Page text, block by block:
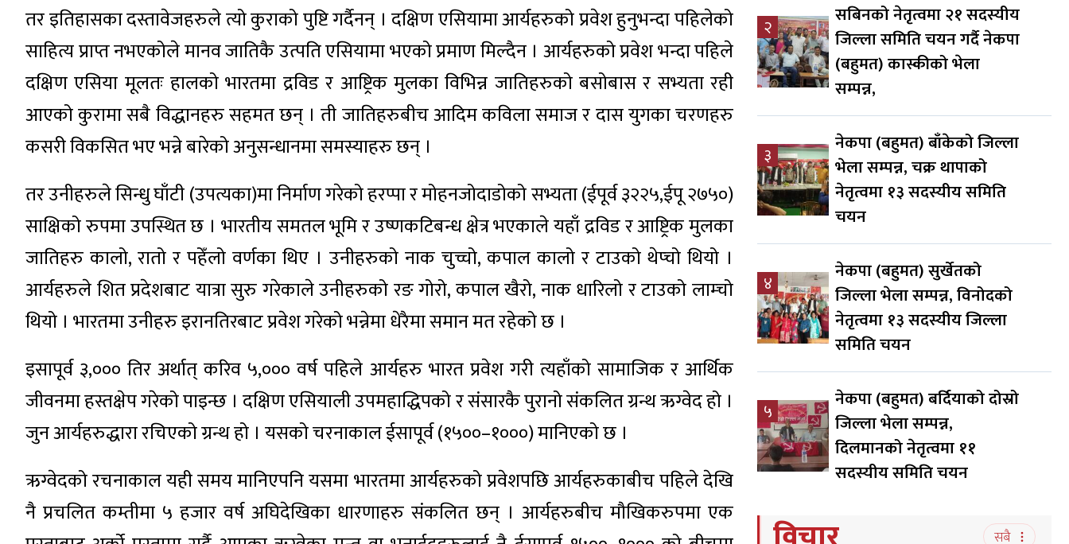
तर इतिहासका दस्तावेजहरुले त्यो कुराको पुष्टि गर्दैनन् । दक्षिण एसियामा आर्यहरुको प्रवेश हुनुभन्दा पहिलेको
साहित्य प्राप्त नभएकोले मानव जातिकै उत्पति एसियामा भएको प्रमाण मिल्दैन । आर्यहरुको प्रवेश भन्दा पहिले
दक्षिण एसिया मूलतः हालको भारतमा द्रविड र आष्ट्रिक मुलका विभिन्न जातिहरुको बसोबास र सभ्यता रही
आएको कुरामा सबै विद्धानहरु सहमत छन् । ती जातिहरुबीच आदिम कविला समाज र दास युगका चरणहरु
कसरी विकसित भए भन्ने बारेको अनुसन्धानमा समस्याहरु छन् ।
तर उनीहरुले सिन्धु घाँटी (उपत्यका)मा निर्माण गरेको हरप्पा र मोहनजोदाडोको सभ्यता (ईपूर्व ३२२५,ईपू २७५०)
साक्षिको रुपमा उपस्थित छ । भारतीय समतल भूमि र उष्णकटिबन्ध क्षेत्र भएकाले यहाँ द्रविड र आष्ट्रिक मुलका
जातिहरु कालो, रातो र पहेँलो वर्णका थिए । उनीहरुको नाक चुच्चो, कपाल कालो र टाउको थेप्चो थियो ।
आर्यहरुले शित प्रदेशबाट यात्रा सुरु गरेकाले उनीहरुको रङ गोरो, कपाल खैरो, नाक धारिलो र टाउको लाम्चो
थियो । भारतमा उनीहरु इरानतिरबाट प्रवेश गरेको भन्नेमा धेरैमा समान मत रहेको छ ।
इसापूर्व ३,००० तिर अर्थात् करिव ५,००० वर्ष पहिले आर्यहरु भारत प्रवेश गरी त्यहाँको सामाजिक र आर्थिक
जीवनमा हस्तक्षेप गरेको पाइन्छ । दक्षिण एसियाली उपमहाद्धिपको र संसारकै पुरानो संकलित ग्रन्थ ऋग्वेद हो ।
जुन आर्यहरुद्धारा रचिएको ग्रन्थ हो । यसको चरनाकाल ईसापूर्व (१५००–१०००) मानिएको छ ।
ऋग्वेदको रचनाकाल यही समय मानिएपनि यसमा भारतमा आर्यहरुको प्रवेशपछि आर्यहरुकाबीच पहिले देखि
नै प्रचलित कम्तीमा ५ हजार वर्ष अघिदेखिका धारणाहरु संकलित छन् । आर्यहरुबीच मौखिकरुपमा एक
२
सबिनको नेतृत्वमा २१ सदस्यीय
जिल्ला समिति चयन गर्दै नेकपा
(बहुमत) कास्कीको भेला
सम्पन्न,
३
नेकपा (बहुमत) बाँकेको जिल्ला
भेला सम्पन्न, चक्र थापाको
नेतृत्वमा १३ सदस्यीय समिति
चयन
४
नेकपा (बहुमत) सुर्खेतको
जिल्ला भेला सम्पन्न, विनोदको
नेतृत्वमा १३ सदस्यीय जिल्ला
समिति चयन
५
नेकपा (बहुमत) बर्दियाको दोस्रो
जिल्ला भेला सम्पन्न,
दिलमानको नेतृत्वमा ११
सदस्यीय समिति चयन
सबै